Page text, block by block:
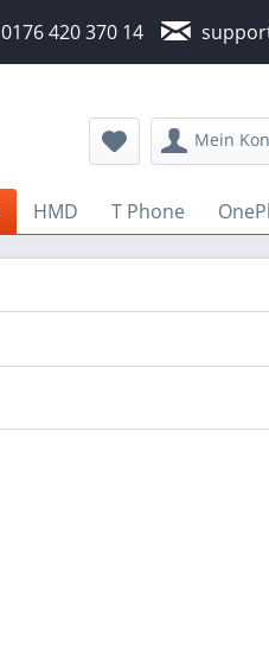
0176 420 370 14
Mein
HMD T Phone